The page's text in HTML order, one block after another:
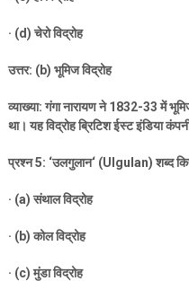
· (d)चेरो विद्रोह
उत्तर: (b) भूमिज विद्रोह
व्याख्या: गंगा नारायण ने1832-33में
था। यह विद्रोह ब्रिटिश ईस्ट इंडिया
प्रश्न5: ‘उलगुलान‘ (Ulgulan)शब्द
· (a)संथाल विद्रोह
· (b)कोल विद्रोह
· (c)मुंडा विद्रोह